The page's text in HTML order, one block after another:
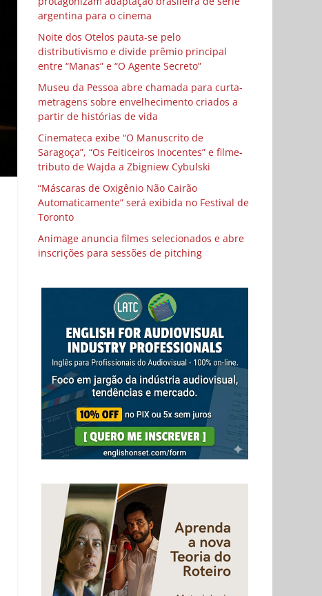
argentina para o cinema
Noite dos Otelos pauta-se pelo
distributivismo e divide prêmio principal
entre “Manas” e “O Agente Secreto”
Museu da Pessoa abre chamada para curta-
metragens sobre envelhecimento criados a
partir de histórias de vida
Cinemateca exibe “O Manuscrito de
Saragoça”, “Os Feiticeiros Inocentes” e filme-
tributo de Wajda a Zbigniew Cybulski
“Máscaras de Oxigênio Não Cairão
Automaticamente” será exibida no Festival de
Toronto
Animage anuncia filmes selecionados e abre
inscrições para sessões de pitching